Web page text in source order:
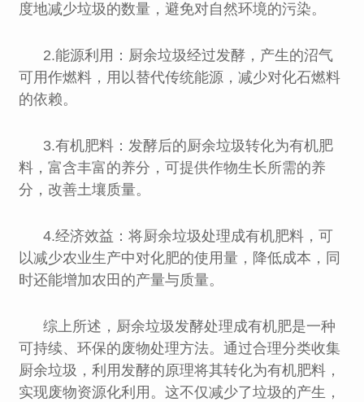
度地减少垃圾的数量，避免对自然环境的污染。
2.能源利用：厨余垃圾经过发酵，产生的沼气
可用作燃料，用以替代传统能源，减少对化石燃料
的依赖。
3.有机肥料：发酵后的厨余垃圾转化为有机肥
料，富含丰富的养分，可提供作物生长所需的养
分，改善土壤质量。
4.经济效益：将厨余垃圾处理成有机肥料，可
以减少农业生产中对化肥的使用量，降低成本，同
时还能增加农田的产量与质量。
综上所述，厨余垃圾发酵处理成有机肥是一种
可持续、环保的废物处理方法。通过合理分类收集
厨余垃圾，利用发酵的原理将其转化为有机肥料，
实现废物资源化利用。这不仅减少了垃圾的产生，